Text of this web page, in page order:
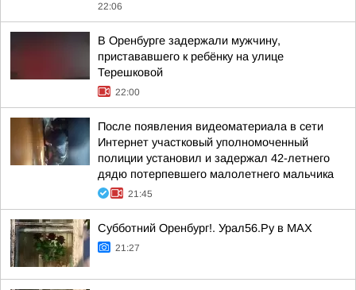
22:06
В Оренбурге задержали мужчину,
пристававшего к ребёнку на улице
Терешковой
22:00
После появления видеоматериала в сети
Интернет участковый уполномоченный
полиции установил и задержал 42-летнего
дядю потерпевшего малолетнего мальчика
21:45
Субботний Оренбург!. Урал56.Ру в МАХ
21:27